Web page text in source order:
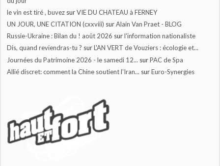
le vin est tiré , buvez surVIE DU CHATEAU à FERNEY
UN JOUR, UNE CITATION (cxxviii) surAlain Van Praet - BLOG
Russie-Ukraine : Bilan du ! août 2026 surl'information nationaliste
Dis, quand reviendras-tu ? surL'AN VERT de Vouziers : écologie et...
Journées du Patrimoine 2026 - le samedi 12... surPAC de Spa
Allié discret: comment la Chine soutient l’Iran... surEuro-Synergies